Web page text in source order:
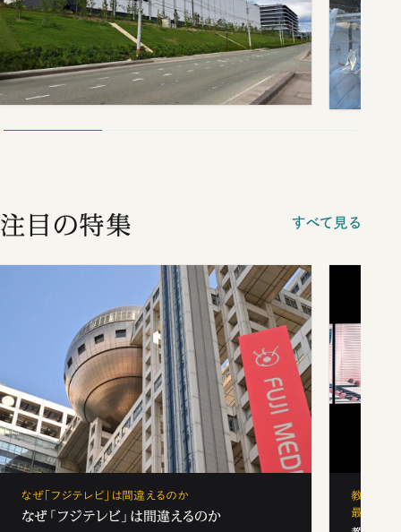
注目の特集 すべて見る
なぜ「フジテレビ」は間違えるのか
なぜ「フジテレビ」は間違えるのか
教育の地
最新勢力